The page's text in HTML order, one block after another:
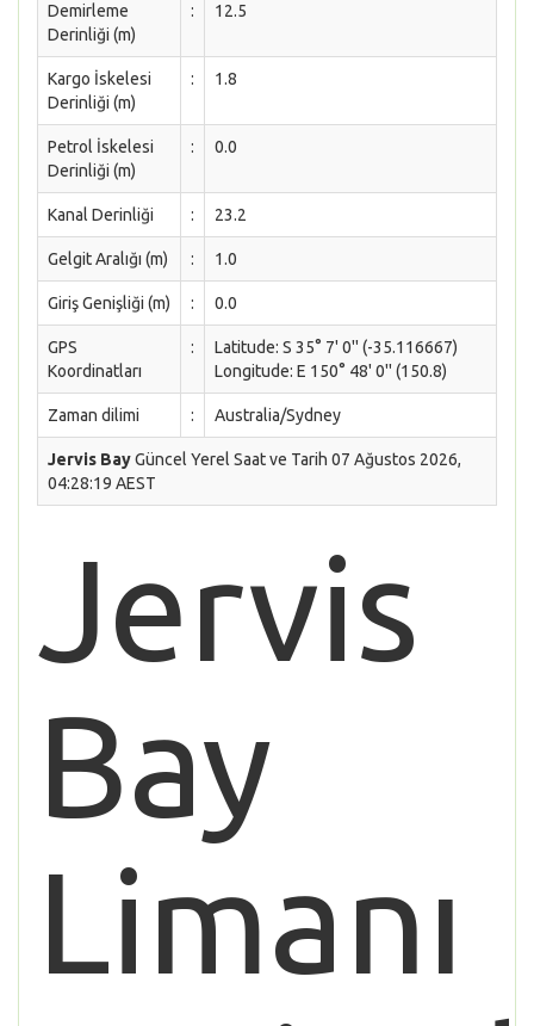
Demirleme
Derinliği (m)
: 12.5
Kargo İskelesi
Derinliği (m)
: 1.8
Petrol İskelesi
Derinliği (m)
: 0.0
Kanal Derinliği : 23.2
Gelgit Aralığı (m) : 1.0
Giriş Genişliği (m) : 0.0
GPS
Koordinatları
:
Latitude: S 35° 7' 0'' (-35.116667)
Longitude: E 150° 48' 0'' (150.8)
Zaman dilimi : Australia/Sydney
Jervis BayGüncel Yerel Saat ve Tarih 07 Ağustos 2026,
04:28:19 AEST
Jervis
Bay
Limanı